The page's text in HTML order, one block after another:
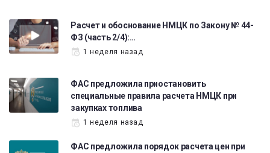
Расчет и обоснование НМЦК по Закону № 44-
ФЗ (часть 2/4):…
1 неделя назад
ФАС предложила приостановить
специальные правила расчета НМЦК при
закупках топлива
1 неделя назад
ФАС предложила порядок расчета цен при